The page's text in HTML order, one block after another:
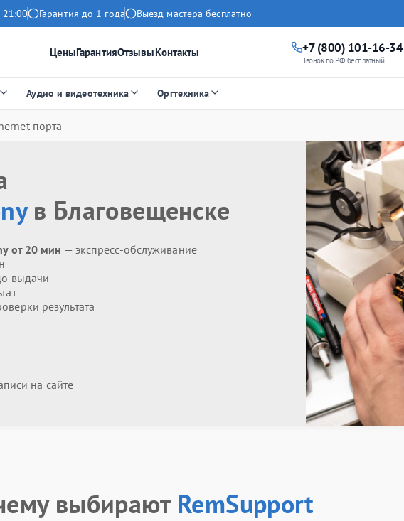
21:00 Гарантия до 1 года Выезд мастера бесплатно
ЦеныГарантияОтзывыКонтакты +7 (800) 101-16-34
Звонок по РФ бесплатный
Аудио и видеотехника Оргтехника
порта
в Благовещенске
от 20 мин — экспресс-обслуживание
выдачи
результата
на сайте
выбирают RemSupport